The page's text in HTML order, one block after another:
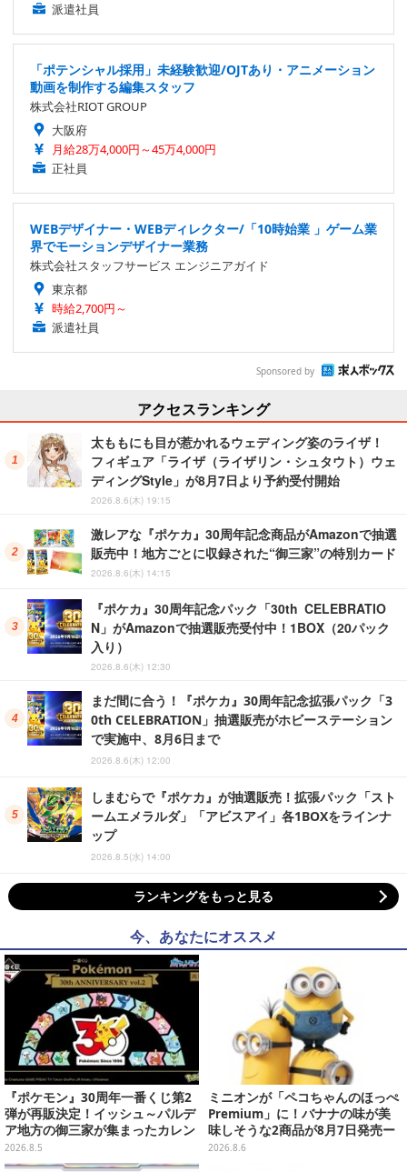
派遣社員
「ポテンシャル採用」未経験歓迎/OJTあり・アニメーション
動画を制作する編集スタッフ
株式会社RIOT GROUP
大阪府
月給28万4,000円～45万4,000円
正社員
WEBデザイナー・WEBディレクター/「10時始業 」ゲーム業
界でモーションデザイナー業務
株式会社スタッフサービス エンジニアガイド
東京都
時給2,700円～
派遣社員
Sponsored by
アクセスランキング
太ももにも目が惹かれるウェディング姿のライザ！
フィギュア「ライザ（ライザリン・シュタウト）ウェ
ディングStyle」が8月7日より予約受付開始
2026.8.6(木) 19:15
激レアな『ポケカ』30周年記念商品がAmazonで抽選
販売中！地方ごとに収録された“御三家”の特別カード
2026.8.6(木) 14:15
『ポケカ』30周年記念パック「30th CELEBRATIO
N」がAmazonで抽選販売受付中！1BOX（20パック
入り）
2026.8.6(木) 12:30
まだ間に合う！『ポケカ』30周年記念拡張パック「3
0th CELEBRATION」抽選販売がホビーステーション
で実施中、8月6日まで
2026.8.6(木) 12:00
しまむらで『ポケカ』が抽選販売！拡張パック「スト
ームエメラルダ」「アビスアイ」各1BOXをラインナ
ップ
2026.8.5(水) 14:00
ランキングをもっと見る
今、あなたにオススメ
『ポケモン』30周年一番くじ第2
弾が再販決定！イッシュ～パルデ
ア地方の御三家が集まったカレン
ダー、ぬいぐるみなど記念グッズ
盛りだくさん
2026.8.5
ミニオンが「ペコちゃんのほっぺ
Premium」に！バナナの味が美
味しそうな2商品が8月7日発売ー
可愛いパッケージも必見
2026.8.6